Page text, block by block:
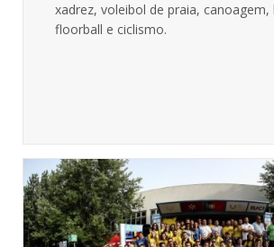
xadrez, voleibol de praia, canoagem,
floorball e ciclismo.